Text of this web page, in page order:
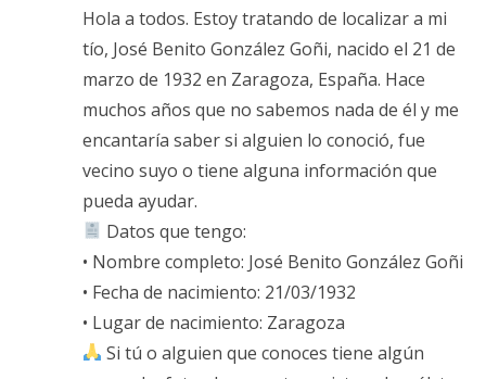
Hola a todos. Estoy tratando de localizar a mi
tío, José Benito González Goñi, nacido el 21 de
marzo de 1932 en Zaragoza, España. Hace
muchos años que no sabemos nada de él y me
encantaría saber si alguien lo conoció, fue
vecino suyo o tiene alguna información que
pueda ayudar.
Datos que tengo:
• Nombre completo: José Benito González Goñi
• Fecha de nacimiento: 21/03/1932
• Lugar de nacimiento: Zaragoza
Si tú o alguien que conoces tiene algún